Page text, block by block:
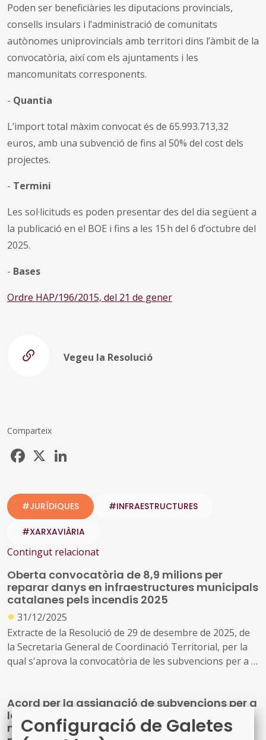
Poden ser beneficiàries les diputacions provincials,
consells insulars i l’administració de comunitats
autònomes uniprovincials amb territori dins l’àmbit de la
convocatòria, així com els ajuntaments i les
mancomunitats corresponents.
- Quantia
L’import total màxim convocat és de 65.993.713,32
euros, amb una subvenció de fins al 50% del cost dels
projectes.
- Termini
Les sol·licituds es poden presentar des del dia següent a
la publicació en el BOE i fins a les 15 h del 6 d’octubre del
2025.
- Bases
Ordre HAP/196/2015, del 21 de gener
Vegeu la Resolució
Comparteix
Facebook
#JURÍDIQUES #INFRAESTRUCTURES
#XARXAVIÀRIA
Contingut relacionat
Oberta convocatòria de 8,9 milions per
reparar danys en infraestructures municipals
catalanes pels incendis 2025
● 31/12/2025
Extracte de la Resolució de 29 de desembre de 2025, de
la Secretaria General de Coordinació Territorial, per la
qual s'aprova la convocatòria de les subvencions per a la
tercer de l'Acord del Consell de Ministres de 26 d'agost
de 2025.
Acord per la assignació de subvencions per a
la recuperació de danys en infraestructures
municipals i xarxa viària provincial i insular
Configuració de Galetes